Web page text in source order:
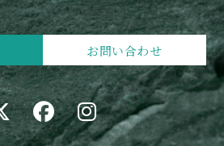
お問い合わせ